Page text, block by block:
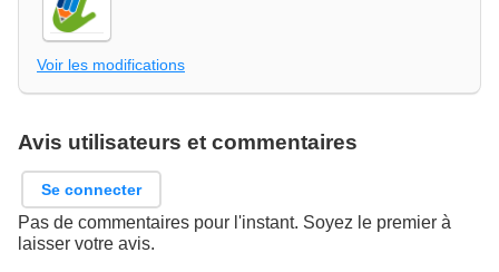
Voir les modifications
Avis utilisateurs et commentaires
Se connecter
Pas de commentaires pour l'instant. Soyez le premier à
laisser votre avis.